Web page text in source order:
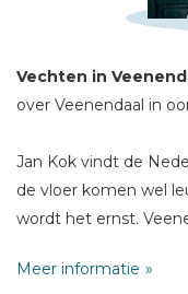
Vechten in
over Veenendaal in
Jan Kok vindt de
de vloer komen wel
wordt het ernst.
Iedereen wordt in
Meer informatie